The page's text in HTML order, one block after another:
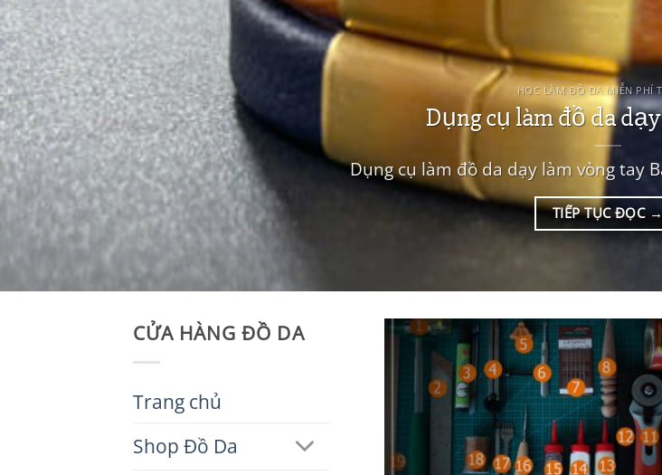
HỌC LÀM ĐỒ DA MIỄN PHÍ
Dụng cụ làm đồ da
Dụng cụ làm đồ da dạy làm vòng tay
TIẾP TỤC ĐỌC
CỬA HÀNG ĐỒ DA
Trang chủ
Shop Đồ Da